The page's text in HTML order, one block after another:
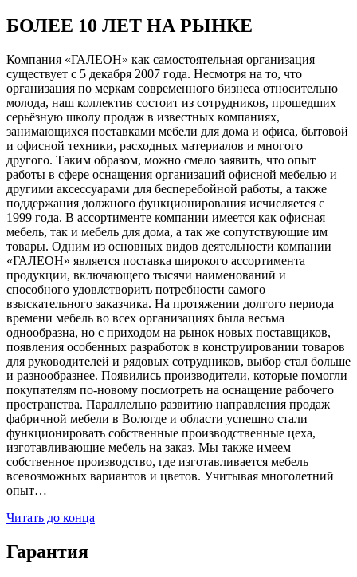
БОЛЕЕ 10 ЛЕТ НА РЫНКЕ
Компания «ГАЛЕОН» как самостоятельная организация
существует с 5 декабря 2007 года. Несмотря на то, что
организация по меркам современного бизнеса относительно
молода, наш коллектив состоит из сотрудников, прошедших
серьёзную школу продаж в известных компаниях,
занимающихся поставками мебели для дома и офиса, бытовой
и офисной техники, расходных материалов и многого
другого. Таким образом, можно смело заявить, что опыт
работы в сфере оснащения организаций офисной мебелью и
другими аксессуарами для бесперебойной работы, а также
поддержания должного функционирования исчисляется с
1999 года. В ассортименте компании имеется как офисная
мебель, так и мебель для дома, а так же сопутствующие им
товары. Одним из основных видов деятельности компании
«ГАЛЕОН» является поставка широкого ассортимента
продукции, включающего тысячи наименований и
способного удовлетворить потребности самого
взыскательного заказчика. На протяжении долгого периода
времени мебель во всех организациях была весьма
однообразна, но с приходом на рынок новых поставщиков,
появления особенных разработок в конструировании товаров
для руководителей и рядовых сотрудников, выбор стал больше
и разнообразнее. Появились производители, которые помогли
покупателям по-новому посмотреть на оснащение рабочего
пространства. Параллельно развитию направления продаж
фабричной мебели в Вологде и области успешно стали
функционировать собственные производственные цеха,
изготавливающие мебель на заказ. Мы также имеем
собственное производство, где изготавливается мебель
всевозможных вариантов и цветов. Учитывая многолетний
опыт…
Читать до конца
Гарантия